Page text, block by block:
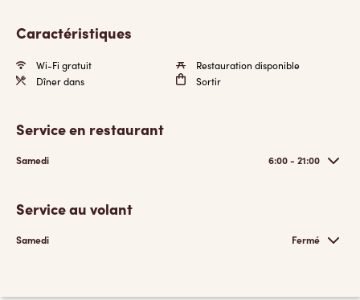
Caractéristiques
Wi-Fi gratuit
Restauration disponible
Dîner dans
Sortir
Service en restaurant
Samedi 6:00 - 21:00
Service au volant
Samedi Fermé